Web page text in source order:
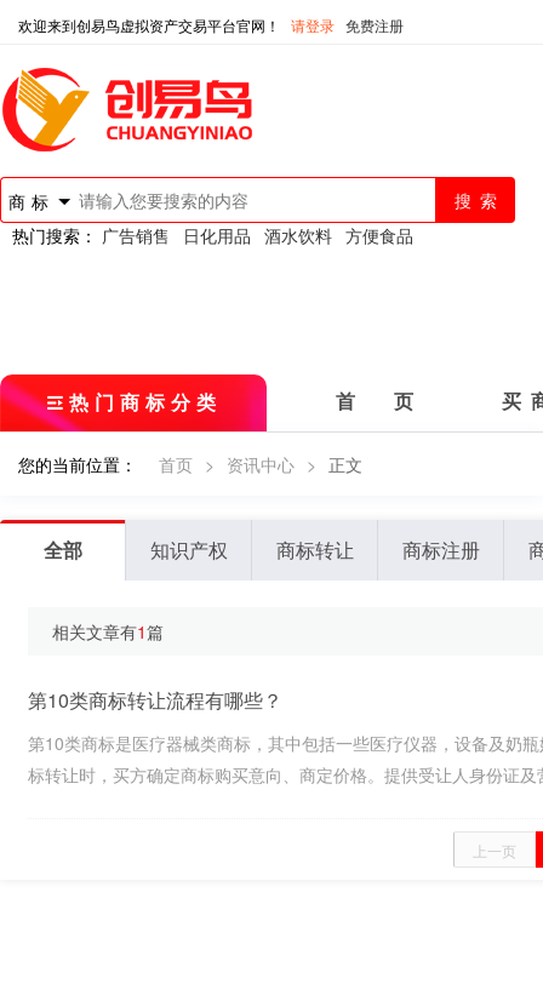
欢迎来到创易鸟虚拟资产交易平台官网！ 请登录 免费注册
商标
热门搜索： 广告销售 日化用品 酒水饮料 方便食品
热门商标分类 首 页 买
您的当前位置： 首页 > 资讯中心 > 正文
全部 知识产权 商标转让 商标注册
相关文章有1篇
第10类商标转让流程有哪些？
第10类商标是医疗器械类商标，其中包括一些医疗仪器，设备及奶
标转让时，买方确定商标购买意向、商定价格。提供受让人身份证
上一页